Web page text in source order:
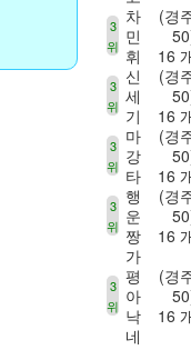
3
위
차
민
휘
(경
16
3
위
신
세
기
(경
16
3
위
마
강
타
(경
16
3
위
행
운
짱
(경
16
3
위
가
평
아
낙
네
(경
16